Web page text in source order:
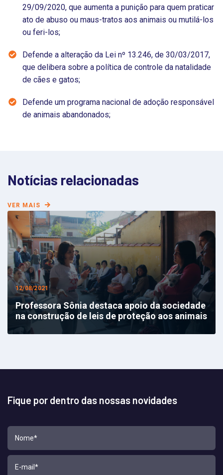
29/09/2020, que aumenta a punição para quem praticar
ato de abuso ou maus-tratos aos animais ou mutilá-los
ou feri-los;
Defende a alteração da Lei nº 13.246, de 30/03/2017,
que delibera sobre a política de controle da natalidade
de cães e gatos;
Defende um programa nacional de adoção responsável
de animais abandonados;
Notícias relacionadas
VER MAIS
12/08/2021
Professora Sônia destaca apoio da sociedade
na construção de leis de proteção aos animais
Fique por dentro das nossas novidades